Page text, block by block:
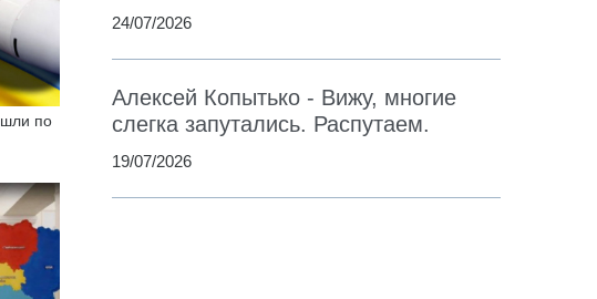
по
24/07/2026
Алексей Копытько - Вижу, многие
слегка запутались. Распутаем.
19/07/2026